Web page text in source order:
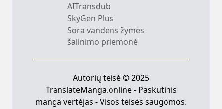
AITransdub
SkyGen Plus
Sora vandens žymės
šalinimo priemonė
Autorių teisė © 2025
TranslateManga.online - Paskutinis
manga vertėjas - Visos teisės saugomos.